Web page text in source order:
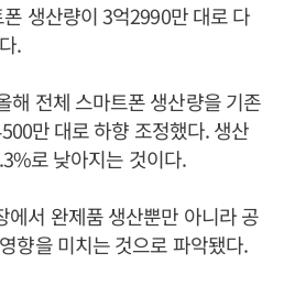
생산량이 3억2990만 대로 다
.
해 전체 스마트폰 생산량을 기존
만 대로 하향 조정했다. 생산
로 낮아지는 것이다.
에서 완제품 생산뿐만 아니라 공
향을 미치는 것으로 파악됐다.